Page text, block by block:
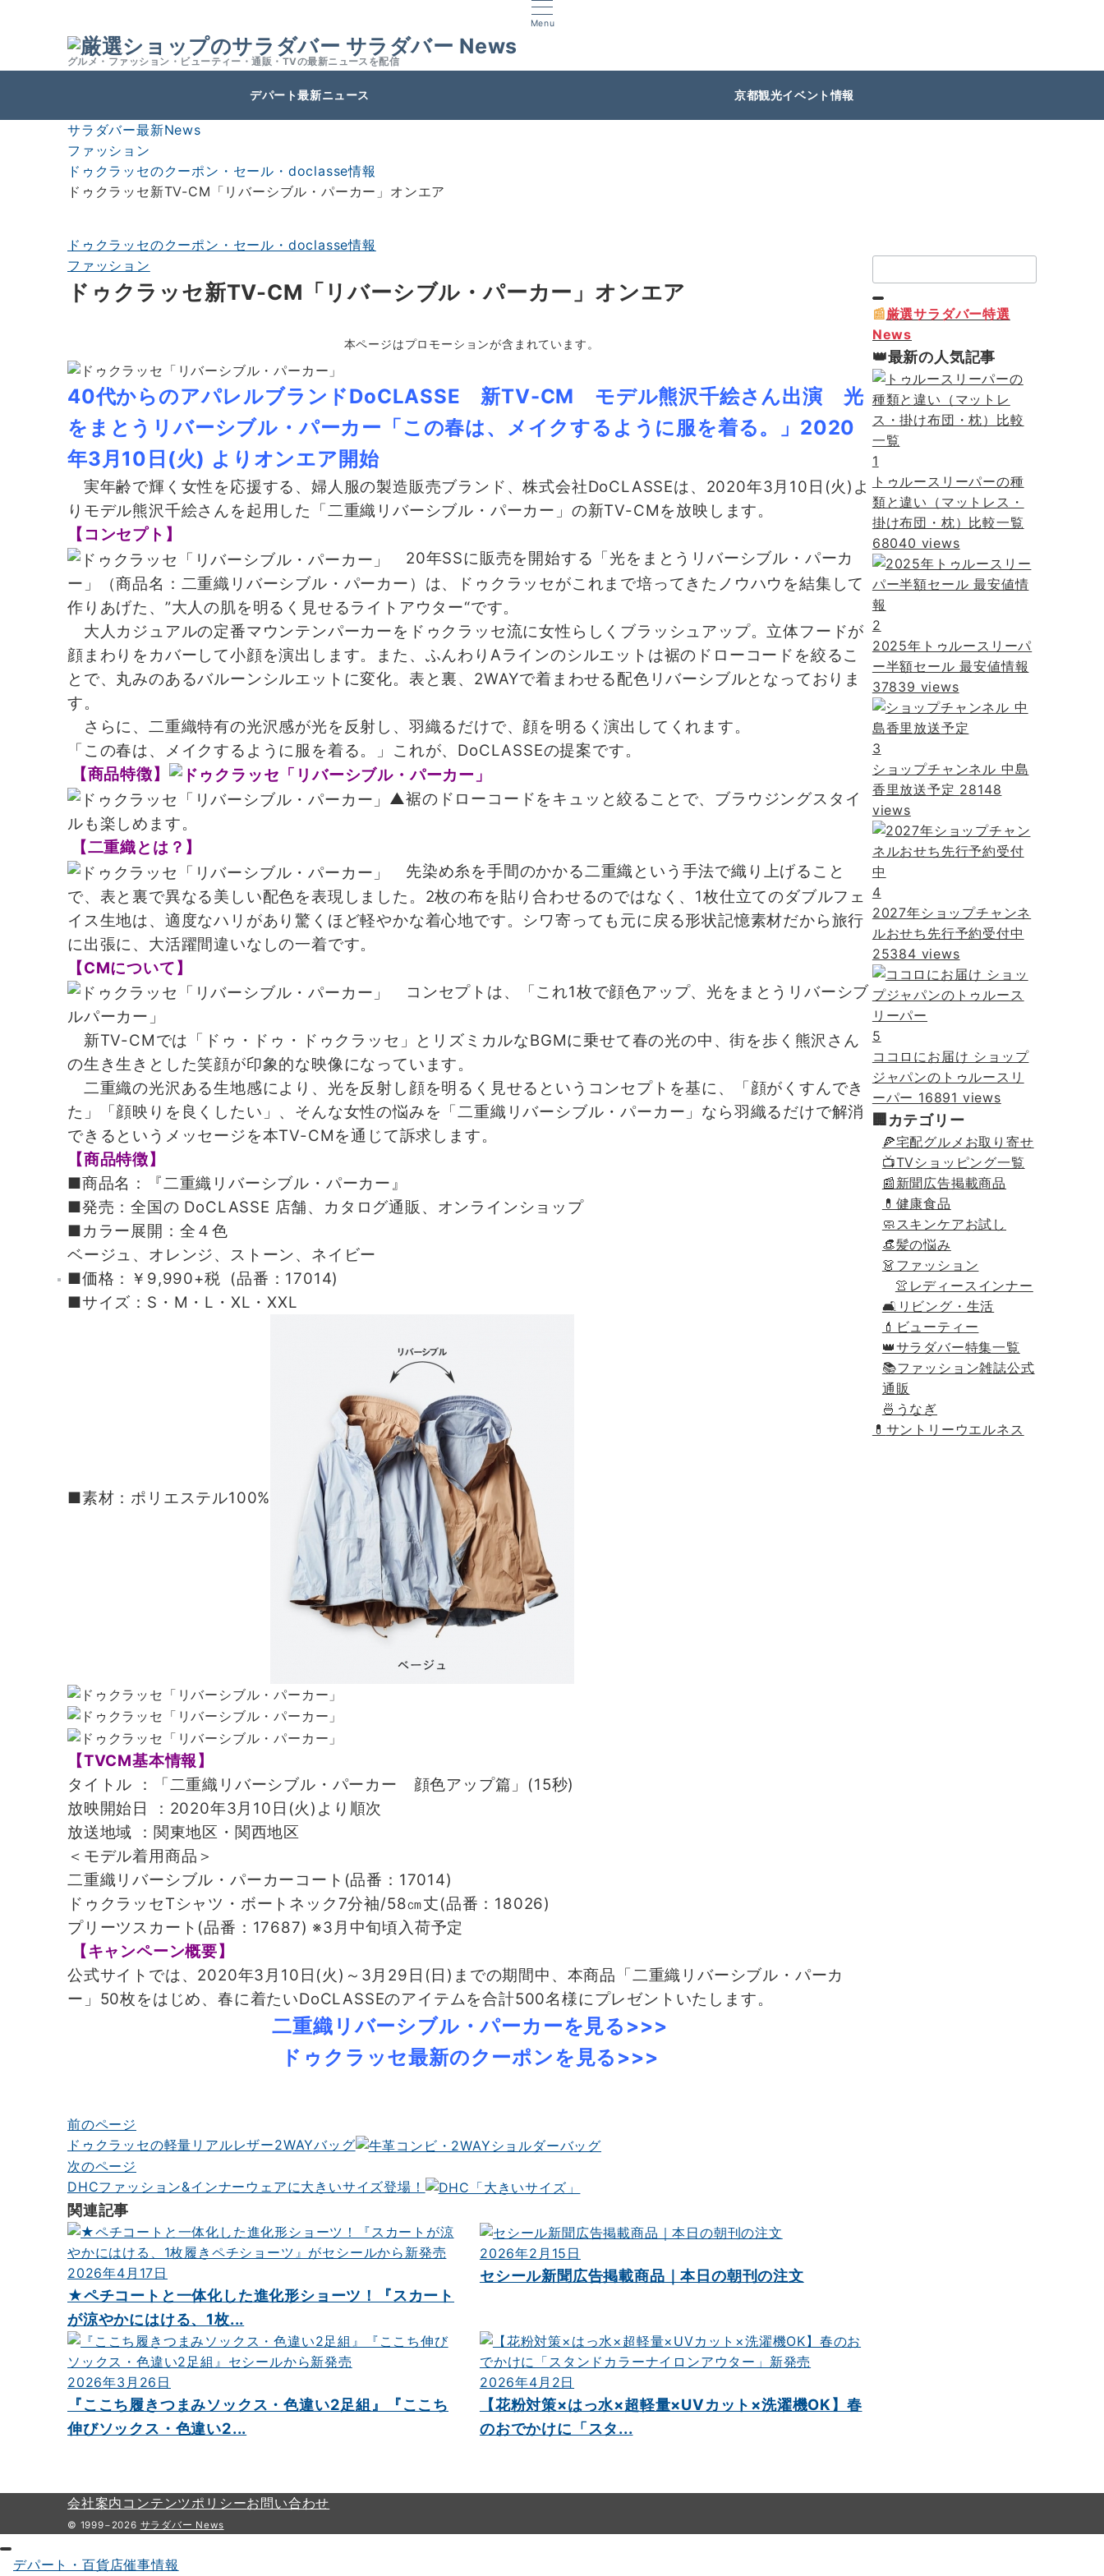
Menu
サラダバー News
グルメ・ファッション・ビューティー・通販・TVの最新ニュースを配信
デパート最新ニュース 京都観光イベント情報
サラダバー最新News
ファッション
ドゥクラッセのクーポン・セール・doclasse情報
ドゥクラッセ新TV-CM「リバーシブル・パーカー」オンエア
ドゥクラッセのクーポン・セール・doclasse情報
ファッション
ドゥクラッセ新TV-CM「リバーシブル・パーカー」オンエア
本ページはプロモーションが含まれています。
40代からのアパレルブランドDoCLASSE 新TV-CM モデル熊沢千絵さん出演 光
をまとうリバーシブル・パーカー「この春は、メイクするように服を着る。」2020
年3月10日(火) よりオンエア開始
実年齢で輝く女性を応援する、婦人服の製造販売ブランド、株式会社DoCLASSEは、2020年3月10日(火)よ
りモデル熊沢千絵さんを起用した「二重織リバーシブル・パーカー」の新TV-CMを放映します。
【コンセプト】
20年SSに販売を開始する「光をまとうリバーシブル・パーカ
ー」（商品名：二重織リバーシブル・パーカー）は、ドゥクラッセがこれまで培ってきたノウハウを結集して
作りあげた、”大人の肌を明るく見せるライトアウター“です。
大人カジュアルの定番マウンテンパーカーをドゥクラッセ流に女性らしくブラッシュアップ。立体フードが
顔まわりをカバーして小顔を演出します。また、ふんわりAラインのシルエットは裾のドローコードを絞るこ
とで、丸みのあるバルーンシルエットに変化。表と裏、2WAYで着まわせる配色リバーシブルとなっておりま
す。
さらに、二重織特有の光沢感が光を反射し、羽織るだけで、顔を明るく演出してくれます。
「この春は、メイクするように服を着る。」 これが、DoCLASSEの提案です。
【商品特徴】
▲裾のドローコードをキュッと絞ることで、ブラウジングスタイ
ルも楽しめます。
【二重織とは？】
先染め糸を手間のかかる二重織という手法で織り上げること
で、表と裏で異なる美しい配色を表現しました。2枚の布を貼り合わせるのではなく、1枚仕立てのダブルフェ
イス生地は、適度なハリがあり驚くほど軽やかな着心地です。シワ寄っても元に戻る形状記憶素材だから旅行
に出張に、大活躍間違いなしの一着です。
【CMについて】
コンセプトは、「これ1枚で顔色アップ、光をまとうリバーシブ
ルパーカー」
新TV-CMでは「ドゥ・ドゥ・ドゥクラッセ」とリズミカルなBGMに乗せて春の光の中、街を歩く熊沢さん
の生き生きとした笑顔が印象的な映像になっています。
二重織の光沢ある生地感により、光を反射し顔を明るく見せるというコンセプトを基に、「顔がくすんでき
た」「顔映りを良くしたい」、そんな女性の悩みを「二重織リバーシブル・パーカー」なら羽織るだけで解消
できるというメッセージを本TV-CMを通じて訴求します。
【商品特徴】
■商品名：『二重織リバーシブル・パーカー』
■発売：全国の DoCLASSE 店舗、カタログ通販、オンラインショップ
■カラー展開：全４色
ベージュ、オレンジ、ストーン、ネイビー
■価格：￥9,990+税 (品番：17014)
■サイズ：S・M・L・XL・XXL
■素材：ポリエステル100%
【TVCM基本情報】
タイトル ：「二重織リバーシブル・パーカー 顔色アップ篇」(15秒)
放映開始日 ：2020年3月10日(火)より順次
放送地域 ：関東地区・関西地区
＜モデル着用商品＞
二重織リバーシブル・パーカーコート(品番：17014)
ドゥクラッセTシャツ・ボートネック7分袖/58㎝丈(品番：18026)
プリーツスカート(品番：17687) ※3月中旬頃入荷予定
【キャンペーン概要】
公式サイトでは、2020年3月10日(火)～3月29日(日)までの期間中、 本商品「二重織リバーシブル・パーカ
ー」50枚をはじめ、春に着たいDoCLASSEのアイテムを合計500名様にプレゼントいたします。
二重織リバーシブル・パーカーを見る>>>
ドゥクラッセ最新のクーポンを見る>>>
投
稿
ナ
ビ
ゲ
ー
シ
ョ
ン
前のページ
ドゥクラッセの軽量リアルレザー2WAYバッグ
次のページ
DHCファッション&インナーウェアに大きいサイズ登場！
関連記事
2026年4月17日
★ペチコートと一体化した進化形ショーツ！『スカート
が涼やかにはける、1枚...
2026年2月15日
セシール新聞広告掲載商品｜本日の朝刊の注文
2026年3月26日
『ここち履きつまみソックス・色違い2足組』『ここち
伸びソックス・色違い2...
2026年4月2日
【花粉対策×はっ水×超軽量×UVカット×洗濯機OK】春
のおでかけに「スタ...
索：
📰厳選サラダバー特選
News
👑最新の人気記事
1
トゥルースリーパーの種
類と違い（マットレス・
掛け布団・枕）比較一覧
68040 views
2
2025年トゥルースリーパ
ー半額セール 最安値情報
37839 views
3
ショップチャンネル 中島
香里放送予定 28148
views
4
2027年ショップチャンネ
ルおせち先行予約受付中
25384 views
5
ココロにお届け ショップ
ジャパンのトゥルースリ
ーパー 16891 views
🏢カテゴリー
🍕宅配グルメお取り寄せ
📺TVショッピング一覧
📰新聞広告掲載商品
💊健康食品
🧼スキンケアお試し
👒髪の悩み
👗ファッション
👚レディースインナー
🛋リビング・生活
💄ビューティー
👑サラダバー特集一覧
📚ファッション雑誌公式
通販
🍜うなぎ
💊 サントリーウエルネス
会社案内 コンテンツポリシーお問い合わせ
© 1999−2026 サラダバー News
デパート・百貨店催事情報